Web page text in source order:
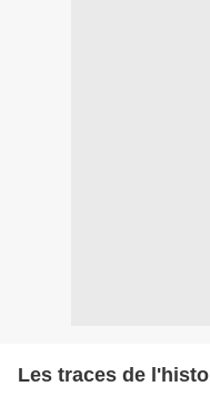
Les traces de